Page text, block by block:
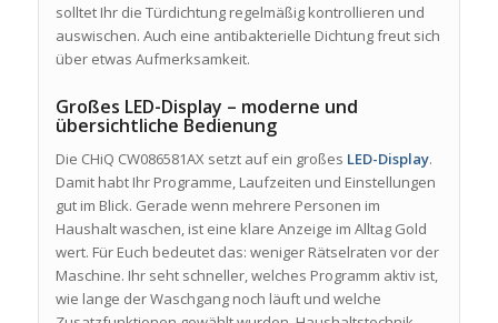
solltet Ihr die Türdichtung regelmäßig kontrollieren und
auswischen. Auch eine antibakterielle Dichtung freut sich
über etwas Aufmerksamkeit.
Großes LED-Display – moderne und
übersichtliche Bedienung
Die CHiQ CW086581AX setzt auf ein großes LED-Display.
Damit habt Ihr Programme, Laufzeiten und Einstellungen
gut im Blick. Gerade wenn mehrere Personen im
Haushalt waschen, ist eine klare Anzeige im Alltag Gold
wert. Für Euch bedeutet das: weniger Rätselraten vor der
Maschine. Ihr seht schneller, welches Programm aktiv ist,
wie lange der Waschgang noch läuft und welche